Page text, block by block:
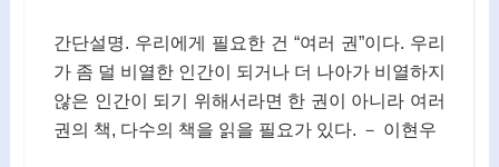
간단설명. 우리에게 필요한 건 “여러 권”이다. 우리
가 좀 덜 비열한 인간이 되거나 더 나아가 비열하지
않은 인간이 되기 위해서라면 한 권이 아니라 여러
권의 책, 다수의 책을 읽을 필요가 있다. － 이현우